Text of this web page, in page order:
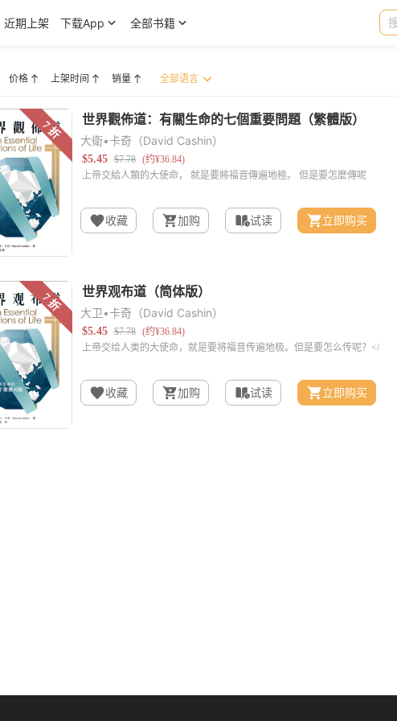
近期上架 下载App 全部书籍
价格 上架时间 销量
大衛•卡奇（David Cashin）
收藏 加购 试读 立即购买
大卫•卡奇（David Cashin）
收藏 加购 试读 立即购买